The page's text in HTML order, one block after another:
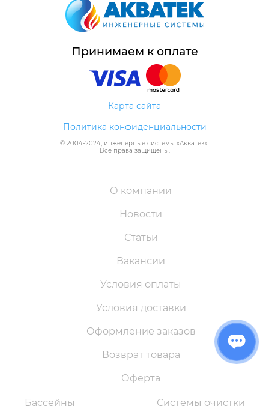
Принимаем к оплате
Карта сайта
Политика конфиденциальности
© 2004-2024, инженерные системы «Акватек».
Все права защищены.
О компании
Новости
Статьи
Вакансии
Условия оплаты
Условия доставки
Оформление заказов
Возврат товара
Оферта
Бассейны
Системы очистки